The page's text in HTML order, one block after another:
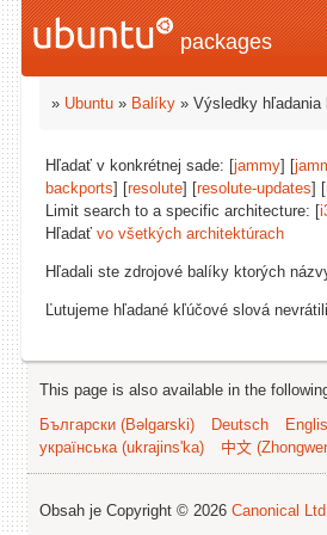
packages
» Ubuntu » Balíky » Výsledky hľadania
Hľadať v konkrétnej sade: [jammy] [
backports] [resolute] [resolute-updates] [
Limit search to a specific architecture: [
Hľadať vo všetkých architektúrach
Hľadali ste zdrojové balíky ktorých
Ľutujeme hľadané kľúčové slová
This page is also available in the
Български (Bəlgarski)
Deutsch
українська (ukrajins'ka)
中文
Obsah je Copyright © 2026 Canonical